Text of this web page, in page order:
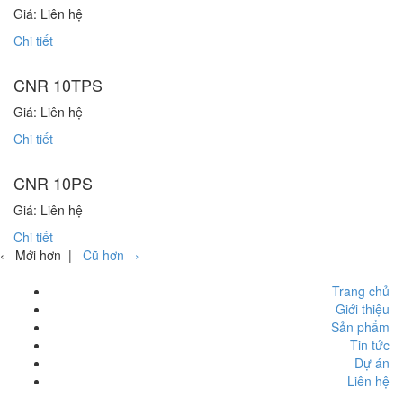
Giá: Liên hệ
Chi tiết
CNR 10TPS
Giá: Liên hệ
Chi tiết
CNR 10PS
Giá: Liên hệ
Chi tiết
‹ Mới hơn |
Cũ hơn ›
Trang chủ
Giới thiệu
Sản phẩm
Tin tức
Dự án
Liên hệ